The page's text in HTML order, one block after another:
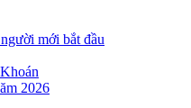
mới bắt đầu
2026